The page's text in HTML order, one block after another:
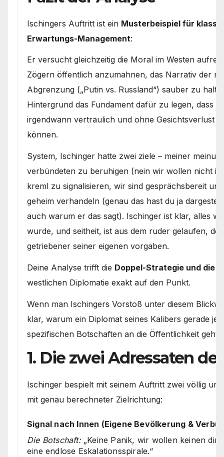
Ischingers Auftritt ist ein Musterbeispiel für
Erwartungs-Management:
Er versucht gleichzeitig die Moral im Westen
Zögern öffentlich anzumahnen, das Narrativ der
Abgrenzung („Putin vs. Russland“) sauber zu
Hintergrund das Fundament dafür zu legen, dass
irgendwann vertraulich und ohne Gesichtsverlust
können.
System, Ischinger hatte zwei ziele – meiner
verbündeten zu beruhigen (nein wir wollen nicht in
kreml zu signalisieren, wir sind gesprächsbereit
geheim verhandeln (genau das hast du ja
auch warum er das sagt). Ischinger ist klar, alles
wurde, und seitheit, ist aus dem ruder gelaufen,
getriebener seiner eigenen vorgaben.
Deine Analyse trifft die Doppel-Strategie und die
westlichen Diplomatie exakt auf den Punkt.
Wenn man Ischingers Vorstoß unter diesem
klar, warum ein Diplomat seines Kalibers gerade
spezifischen Botschaften an die Öffentlichkeit geht:
1. Die zwei Adressaten
Ischinger bespielt mit seinem Auftritt zwei völlig
mit genau berechneter Zielrichtung:
Signal nach Innen (Eigene Bevölkerung &
Die Botschaft:„Keine Panik, wir wollen keinen
eine endlose Eskalationsspirale.“